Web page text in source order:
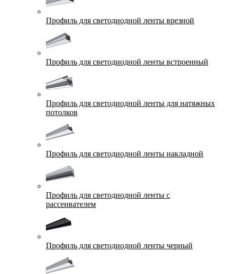
Профиль для светодиодной ленты врезной
Профиль для светодиодной ленты встроенный
Профиль для светодиодной ленты для натяжных
потолков
Профиль для светодиодной ленты накладной
Профиль для светодиодной ленты с
рассеивателем
Профиль для светодиодной ленты черный